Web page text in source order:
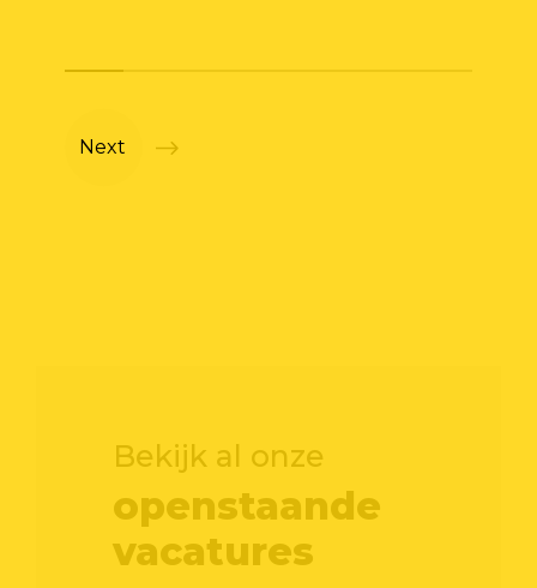
Next
Bekijk al onze
openstaande
vacatures